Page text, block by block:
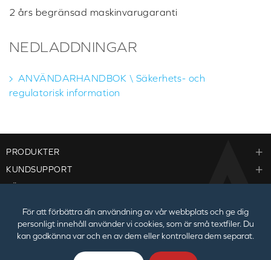
För att förbättra din användning av vår webbplats och ge dig
personligt innehåll använder vi cookies, som är små textfiler. Du
kan godkänna var och en av dem eller kontrollera dem separat.
2 års begränsad maskinvarugaranti
NEDLADDNINGAR
ANVÄNDARHANDBOK \ Säkerhets- och
regulatorisk information
PRODUKTER
KUNDSUPPORT
FÖRETAG